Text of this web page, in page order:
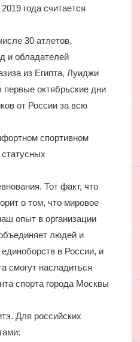
года считается
30 атлетов,
и обладателей
из Египта, Луиджи
октябрьские дни
от России за всю
спортивном
Тот факт, что
о том, что мировое
опыт в организации
людей и
в России, и
смогут насладиться
спорта города Москвы
Для российских